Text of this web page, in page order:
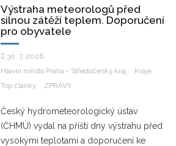
Výstraha meteorologů před
silnou zátěží teplem. Doporučení
pro obyvatele
30. 7. 2026
Hlavní město Praha - Středočeský kraj
Kraje
Top články
ZPRÁVY
Český hydrometeorologický ústav
(ČHMÚ) vydal na příští dny výstrahu před
vysokými teplotami a doporučení ke